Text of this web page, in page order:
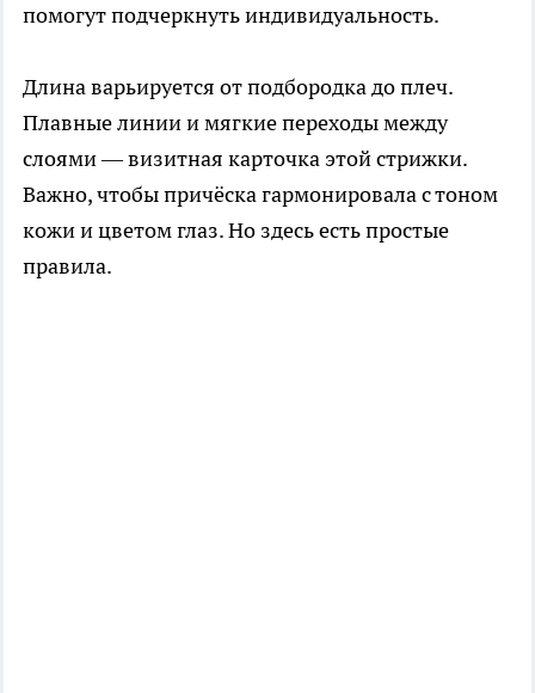
помогут подчеркнуть индивидуальность.
Длина варьируется от подбородка до плеч.
Плавные линии и мягкие переходы между
слоями — визитная карточка этой стрижки.
Важно, чтобы причёска гармонировала с тоном
кожи и цветом глаз. Но здесь есть простые
правила.